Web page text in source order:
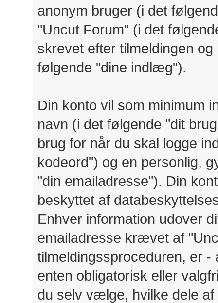
anonym bruger (i det
"Uncut Forum" (i det
skrevet efter tilmeldingen
følgende "dine indlæg").
Din konto vil som minimum
navn (i det følgende "dit
brug for når du skal logge
kodeord") og en personlig,
"din emailadresse"). Din
beskyttet af
Enhver information udover
emailadresse krævet af
tilmeldingssproceduren, er
enten obligatorisk eller
du selv vælge, hvilke dele